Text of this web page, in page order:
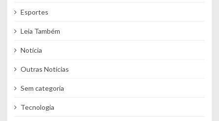
Esportes
Leia Também
Notícia
Outras Notícias
Sem categoria
Tecnologia